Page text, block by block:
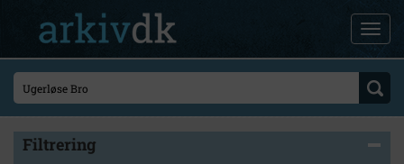
Filtrering